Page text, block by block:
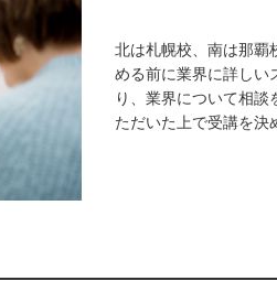
北は札幌校、南は那覇
める前に業界に詳しい
り、業界について相
ただいた上で受講を決